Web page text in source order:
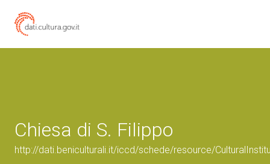
Chiesa di S. Filippo
http://dati.beniculturali.it/iccd/schede/resource/